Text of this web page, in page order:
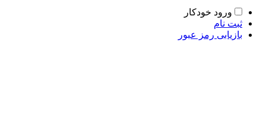
ورود خودکار
ثبت نام
بازیابی رمز عبور